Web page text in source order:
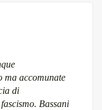
ma accomunate
di
Bassani